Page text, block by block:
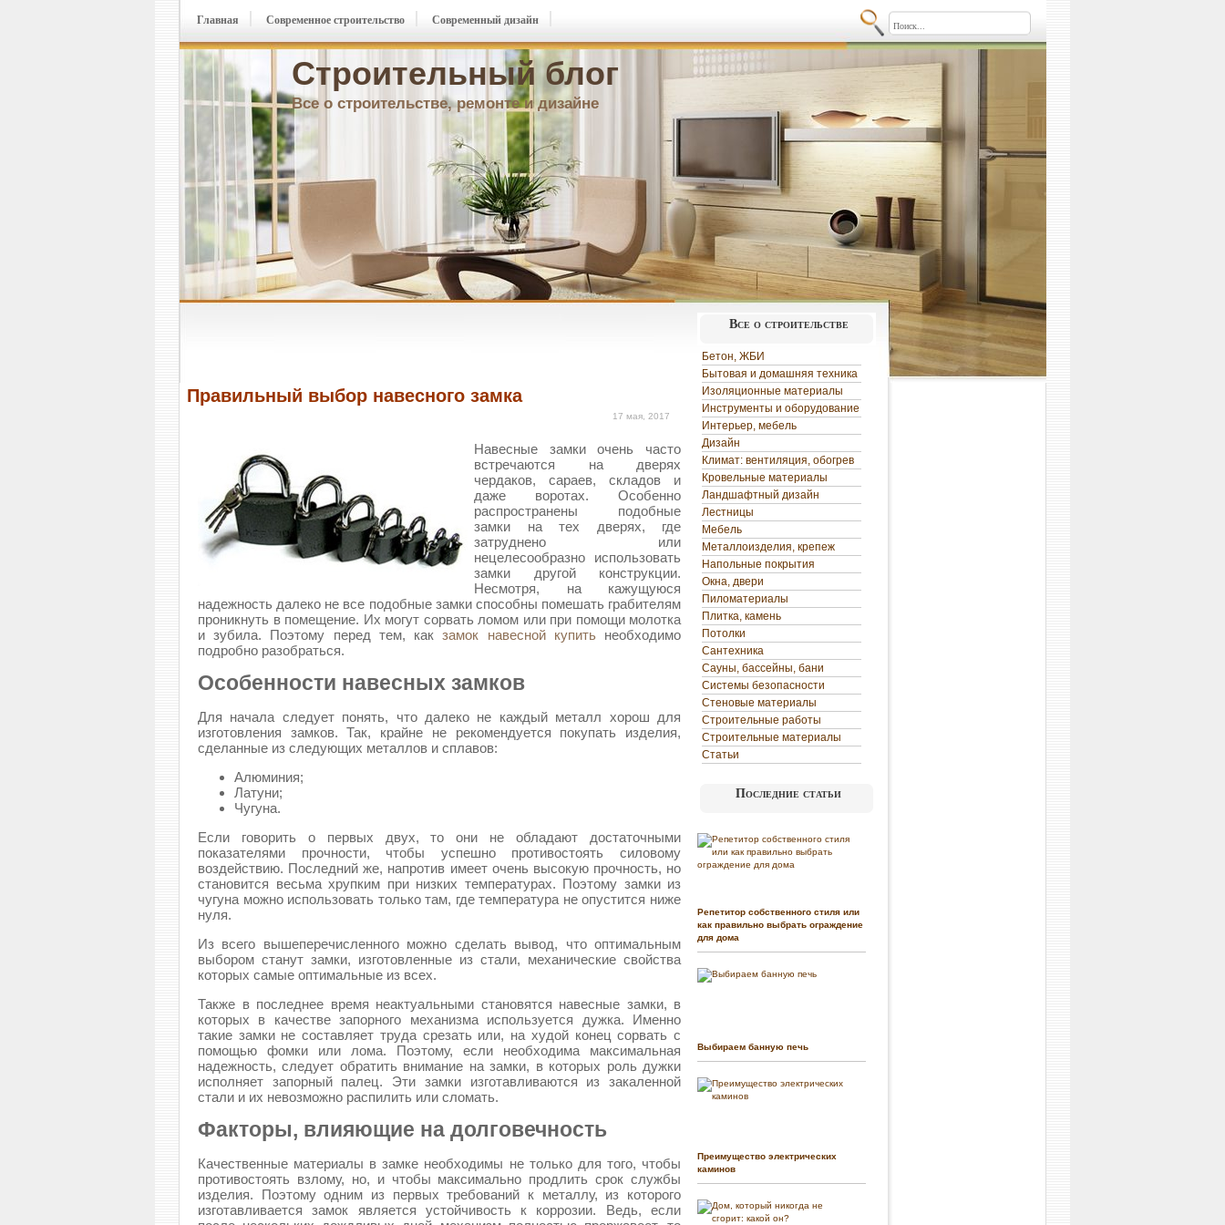
Строительный блог
Все о строительстве, ремонте и дизайне
Главная Современное строительство Современный дизайн
Правильный выбор навесного замка
17 мая, 2017
Навесные замки очень часто
встречаются на дверях
чердаков, сараев, складов и
даже воротах. Особенно
распространены подобные
замки на тех дверях, где
затруднено или
нецелесообразно использовать
замки другой конструкции.
Несмотря, на кажущуюся
надежность далеко не все подобные замки способны помешать грабителям
проникнуть в помещение. Их могут сорвать ломом или при помощи молотка
и зубила. Поэтому перед тем, какзамок навесной купитьнеобходимо
подробно разобраться.
Особенности навесных замков
Для начала следует понять, что далеко не каждый металл хорош для
изготовления замков. Так, крайне не рекомендуется покупать изделия,
сделанные из следующих металлов и сплавов:
Алюминия;
Латуни;
Чугуна.
Если говорить о первых двух, то они не обладают достаточными
показателями прочности, чтобы успешно противостоять силовому
воздействию. Последний же, напротив имеет очень высокую прочность, но
становится весьма хрупким при низких температурах. Поэтому замки из
чугуна можно использовать только там, где температура не опустится ниже
нуля.
Из всего вышеперечисленного можно сделать вывод, что оптимальным
выбором станут замки, изготовленные из стали, механические свойства
которых самые оптимальные из всех.
Также в последнее время неактуальными становятся навесные замки, в
которых в качестве запорного механизма используется дужка. Именно
такие замки не составляет труда срезать или, на худой конец сорвать с
помощью фомки или лома. Поэтому, если необходима максимальная
надежность, следует обратить внимание на замки, в которых роль дужки
исполняет запорный палец. Эти замки изготавливаются из закаленной
стали и их невозможно распилить или сломать.
Факторы, влияющие на долговечность
Качественные материалы в замке необходимы не только для того, чтобы
противостоять взлому, но, и чтобы максимально продлить срок службы
изделия. Поэтому одним из первых требований к металлу, из которого
изготавливается замок является устойчивость к коррозии. Ведь, если
Все о строительстве
Бетон, ЖБИ
Бытовая и домашняя техника
Изоляционные материалы
Инструменты и оборудование
Интерьер, мебель
Дизайн
Климат: вентиляция, обогрев
Кровельные материалы
Ландшафтный дизайн
Лестницы
Мебель
Металлоизделия, крепеж
Напольные покрытия
Окна, двери
Пиломатериалы
Плитка, камень
Потолки
Сантехника
Сауны, бассейны, бани
Системы безопасности
Стеновые материалы
Строительные работы
Строительные материалы
Статьи
Последние статьи
Репетитор собственного стиля или
как правильно выбрать ограждение
для дома
Выбираем банную печь
Преимущество электрических
каминов